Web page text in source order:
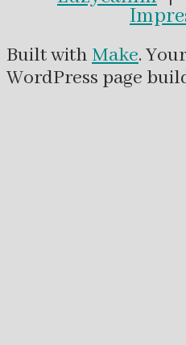
Built with Make.
WordPress page